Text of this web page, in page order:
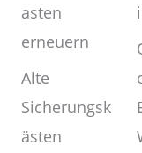
asten
erneuern
Alte
Sicherungsk
ästen